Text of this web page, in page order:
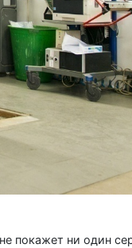
покажет ни один